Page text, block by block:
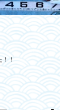
！！